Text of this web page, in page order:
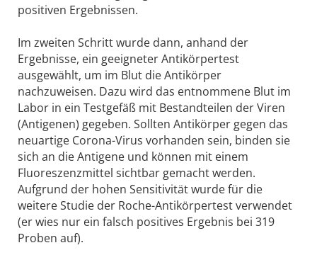
positiven Ergebnissen.
Im zweiten Schritt wurde dann, anhand der
Ergebnisse, ein geeigneter Antikörpertest
ausgewählt, um im Blut die Antikörper
nachzuweisen. Dazu wird das entnommene Blut im
Labor in ein Testgefäß mit Bestandteilen der Viren
(Antigenen) gegeben. Sollten Antikörper gegen das
neuartige Corona-Virus vorhanden sein, binden sie
sich an die Antigene und können mit einem
Fluoreszenzmittel sichtbar gemacht werden.
Aufgrund der hohen Sensitivität wurde für die
weitere Studie der Roche-Antikörpertest verwendet
(er wies nur ein falsch positives Ergebnis bei 319
Proben auf).